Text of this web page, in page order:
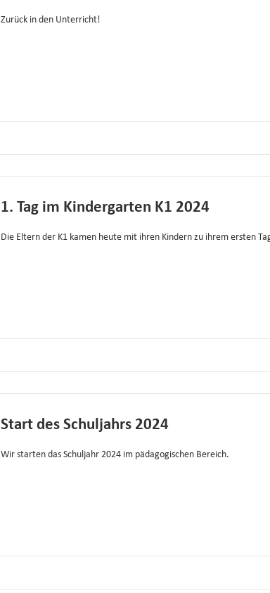
Zurück in den Unterricht!
1. Tag im Kindergarten K1 2024
Die Eltern der K1 kamen heute mit ihren Kindern zu ihrem ersten
Start des Schuljahrs 2024
Wir starten das Schuljahr 2024 im pädagogischen Bereich.